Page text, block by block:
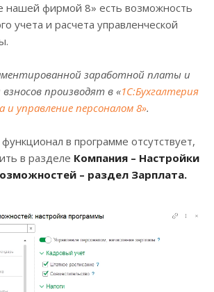
нашей фирмой 8» есть возможность
учета и расчета управленческой
заработной платы и
производят в «1С:Бухгалтерия
и управление персоналом 8».
в программе отсутствует,
в разделе Компания – Настройки
– раздел Зарплата.